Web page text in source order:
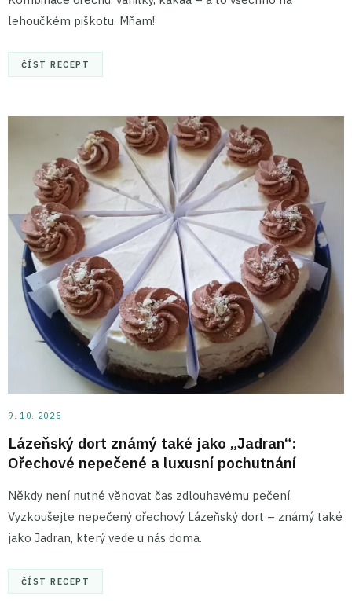
lehoučkém piškotu. Mňam!
ČÍST RECEPT
9. 10. 2025
Lázeňský dort známý také jako „Jadran“:
Ořechové nepečené a luxusní pochutnání
Někdy není nutné věnovat čas zdlouhavému pečení.
Vyzkoušejte nepečený ořechový Lázeňský dort – známý také
jako Jadran, který vede u nás doma.
ČÍST RECEPT